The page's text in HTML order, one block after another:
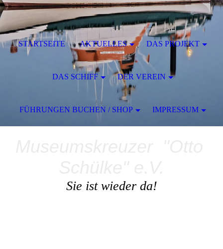
Sie ist wieder da!
STARTSEITE AKTUELLES DAS PROJEKT
DAS SCHIFF DER VEREIN
FÜHRUNGEN BUCHEN / SHOP IMPRESSUM